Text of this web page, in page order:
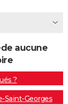
aucune
?
Saint-Georges